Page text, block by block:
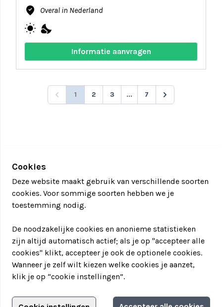
where_to_vote Overal in Nederland
wb_sunny nights_stay
Informatie aanvragen
1 2 3 ... 7
Adverteren?
Cookies
Deze website maakt gebruik van verschillende soorten
cookies. Voor sommige soorten hebben we je
toestemming nodig.
De noodzakelijke cookies en anonieme statistieken
zijn altijd automatisch actief; als je op "accepteer alle
cookies" klikt, accepteer je ook de optionele cookies.
Wanneer je zelf wilt kiezen welke cookies je aanzet,
klik je op “cookie instellingen”.